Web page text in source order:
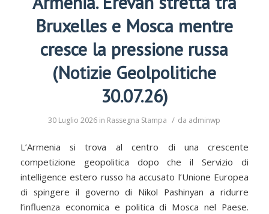
Bruxelles e Mosca mentre
cresce la pressione russa
(Notizie Geolpolitiche
30.07.26)
30 Luglio 2026 in Rassegna Stampa / da adminwp
L’Armenia si trova al centro di una crescente
competizione geopolitica dopo che il Servizio di
intelligence estero russo ha accusato l’Unione Europea
di spingere il governo di Nikol Pashinyan a ridurre
l’influenza economica e politica di Mosca nel Paese.